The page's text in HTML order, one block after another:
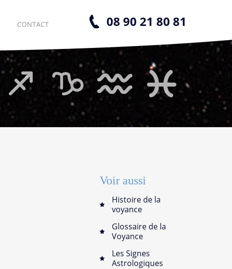
08 90 21 80 81
CONTACT
Voir aussi
Histoire de la
voyance
Glossaire de la
Voyance
Les Signes
Astrologiques